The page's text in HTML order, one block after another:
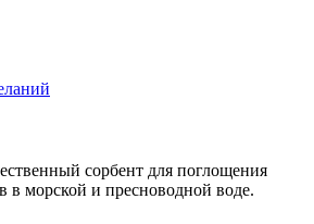
сорбент для поглощения
в морской и пресноводной воде.